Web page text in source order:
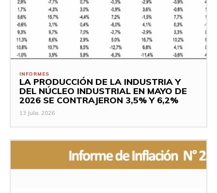
INFORMES
LA PRODUCCIÓN DE LA INDUSTRIA Y
DEL NÚCLEO INDUSTRIAL EN MAYO DE
2026 SE CONTRAJERON 3,5% Y 6,2%
13 Julio, 2026